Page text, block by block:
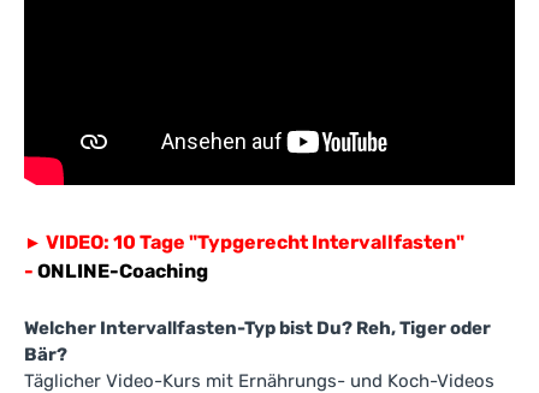
► VIDEO: 10 Tage "Typgerecht Intervallfasten"
- ONLINE-Coaching
Welcher Intervallfasten-Typ bist Du? Reh, Tiger oder
Bär?
Täglicher Video-Kurs mit Ernährungs- und Koch-Videos